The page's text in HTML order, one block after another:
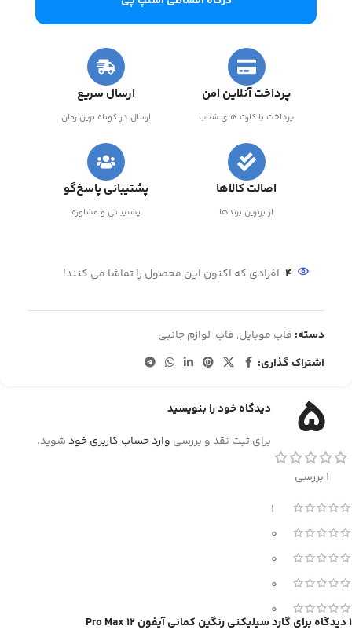
پرداخت آنلاین امن
پرداخت با کارت های شتاب
ارسال سریع
ارسال در کوتاه ترین زمان
اصالت کالاها
از برترین برندها
پشتیبانی پاسخ‌گو
پشتیبانی و مشاوره
4 افرادی که اکنون این محصول را تماشا می کنند!
دسته: قاب موبایل, قاب, لوازم جانبی
اشتراک گذاری:
5
1 بررسی
1
0
0
0
0
1 دیدگاه برای گارد سیلیکنی رنگین کمانی آیفون 12 Pro Max
دیدگاه خود را بنویسید
برای ثبت نقد و بررسی وارد حساب کاربری خودشوید.